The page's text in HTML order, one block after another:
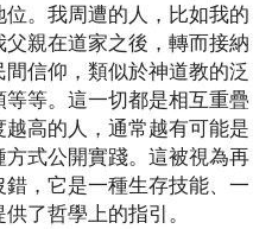
。我周遭的人，比如我的
親在道家之後，轉而接納
信仰，類似於神道教的泛
等。這一切都是相互重疊
高的人，通常越有可能是
式公開實踐。這被視為再
，它是一種生存技能、一
了哲學上的指引。